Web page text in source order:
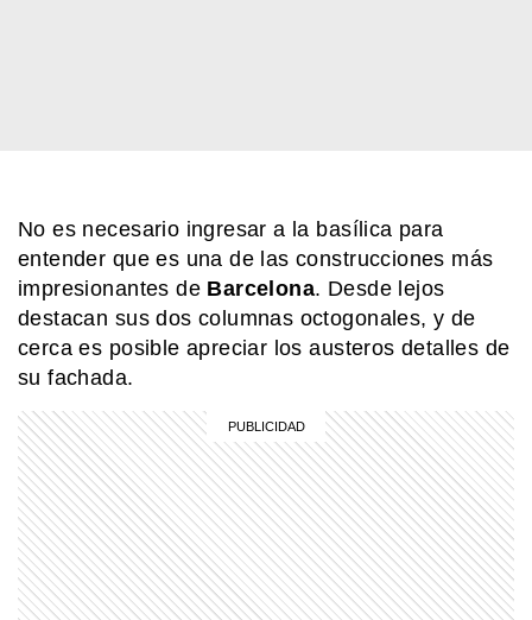
No es necesario ingresar a la basílica para
entender que es una de las construcciones más
impresionantes de Barcelona. Desde lejos
destacan sus dos columnas octogonales, y de
cerca es posible apreciar los austeros detalles de
su fachada.
SABER MAS
Una banana pegada en la pared: la
obra de arte que se vendió por 6
millones de dólares
sus sabores inmigrantes
MI PAIS
Conocé el nombre completo de
Manuel Belgrano